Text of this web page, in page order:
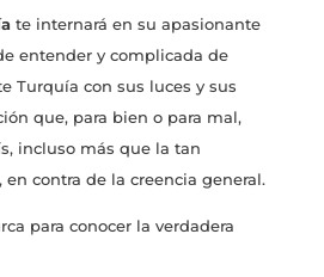
te internará en su apasionante
entender y complicada de
Turquía con sus luces y sus
que, para bien o para mal,
incluso más que la tan
contra de la creencia general.
para conocer la verdadera